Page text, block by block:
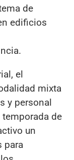
de
edificios
el
mixta
y personal
de
un
para